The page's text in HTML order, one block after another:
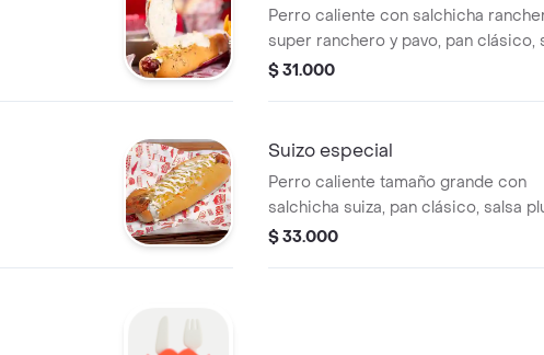
Perro caliente con salchicha
super ranchero y pavo, pan clásico,
pludog, piña caramelizada, mostaza,
$ 31.000
Suizo especial
Perro caliente tamaño grande con
salchicha suiza, pan clásico, salsa
piña caramelizada, mostaza, salsa de
$ 33.000